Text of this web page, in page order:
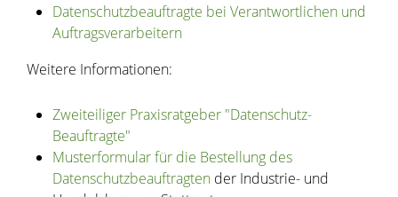
Datenschutzbeauftragte bei Verantwortlichen und
Auftragsverarbeitern
Weitere Informationen:
Zweiteiliger Praxisratgeber "Datenschutz-
Beauftragte"
Musterformular für die Bestellung des
Datenschutzbeauftragtender Industrie- und